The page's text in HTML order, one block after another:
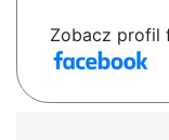
Zobacz profil